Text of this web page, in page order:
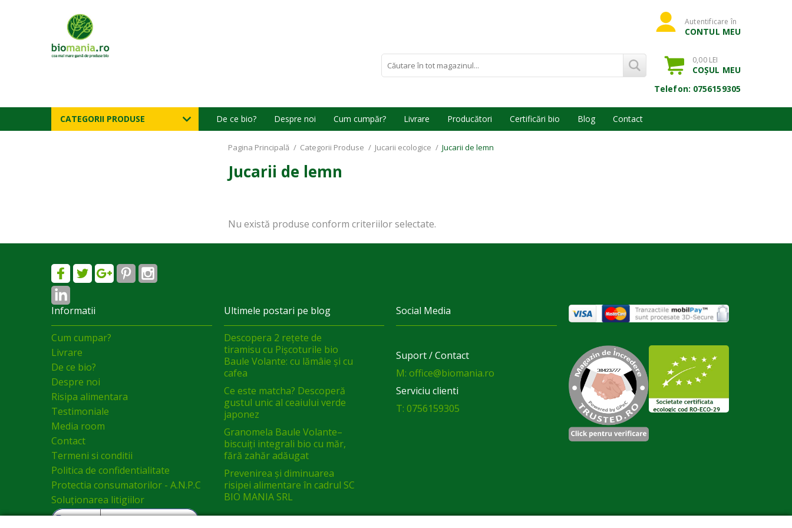
Autentificare în
CONTUL MEU
0,00 LEI
COȘUL MEU
Telefon: 0756159305
CATEGORII PRODUSE De ce bio? Despre noi Cum cumpăr? Livrare Producători Certificări bio Blog Contact
Pagina Principală / Categorii Produse / Jucarii ecologice / Jucarii de lemn
Jucarii de lemn
Nu există produse conform criteriilor selectate.
Informatii
Cum cumpar?
Livrare
De ce bio?
Despre noi
Risipa alimentara
Testimoniale
Media room
Contact
Termeni si conditii
Politica de confidentialitate
Protectia consumatorilor - A.N.P.C
Soluționarea litigiilor
Ultimele postari pe blog
Descopera 2 rețete de
tiramisu cu Pișcoturile bio
Baule Volante: cu lămâie și cu
cafea
Ce este matcha? Descoperă
gustul unic al ceaiului verde
japonez
Granomela Baule Volante–
biscuiți integrali bio cu măr,
fără zahăr adăugat
Prevenirea și diminuarea
risipei alimentare în cadrul SC
BIO MANIA SRL
Social Media
Suport / Contact
M: office@biomania.ro
Serviciu clienti
T: 0756159305